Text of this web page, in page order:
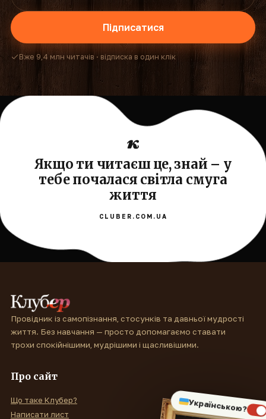
Підписатися
Вже 9,4 млн читачів · відписка в один клік
Якщо ти читаєш це, знай – у
тебе почалася світла смуга
життя
CLUBER.COM.UA
Українською?
Провідник із самопізнання, стосунків та давньої мудрості
життя. Без навчання — просто допомагаємо ставати
трохи спокійнішими, мудрішими і щасливішими.
Про сайт
Що таке Клубер?
Написати лист